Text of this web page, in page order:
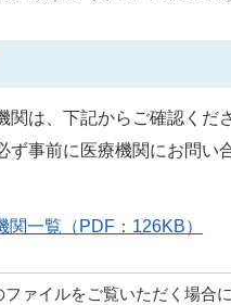
は、下記からご確認くだ
事前に医療機関にお問い
関一覧（PDF：126KB）
ファイルをご覧いただく場合